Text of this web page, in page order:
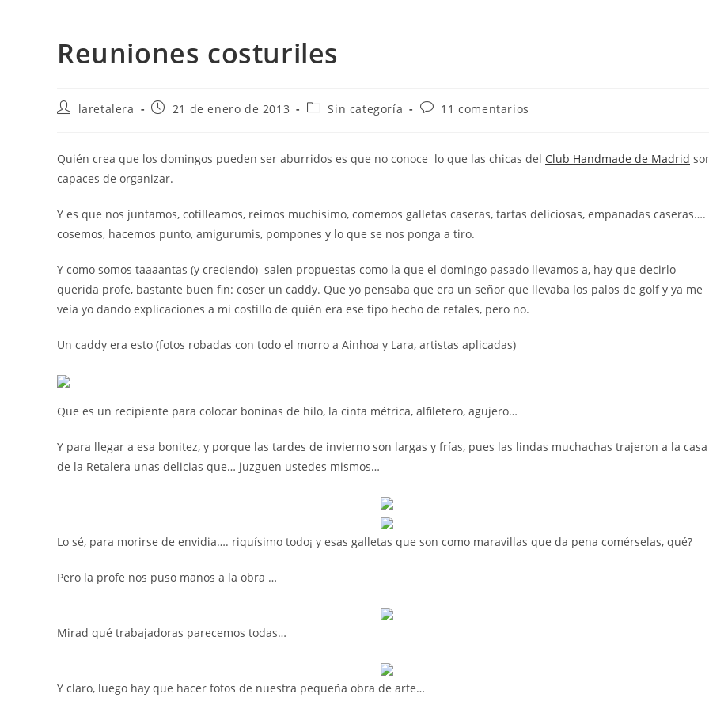
Reuniones costuriles
Autor
entrada:
laretalera
Publicación
entrada:
21 de enero de 2013
Categoría
entrada:
Sin categoría
Comentarios
entrada:
11 comentarios
Quién crea que los domingos pueden ser aburridos es que no conoce lo que las chicas del Club Handmade de Madrid
capaces de organizar.
Y es que nos juntamos, cotilleamos, reimos muchísimo, comemos galletas caseras, tartas deliciosas, empanadas caseras….
cosemos, hacemos punto, amigurumis, pompones y lo que se nos ponga a tiro.
Y como somos taaaantas (y creciendo) salen propuestas como la que el domingo pasado llevamos a, hay que decirlo
querida profe, bastante buen fin: coser un caddy. Que yo pensaba que era un señor que llevaba los palos de golf y ya me
veía yo dando explicaciones a mi costillo de quién era ese tipo hecho de retales, pero no.
Un caddy era esto (fotos robadas con todo el morro a Ainhoa y Lara, artistas aplicadas)
Que es un recipiente para colocar boninas de hilo, la cinta métrica, alfiletero, agujero…
Y para llegar a esa bonitez, y porque las tardes de invierno son largas y frías, pues las lindas muchachas trajeron a la casa
de la Retalera unas delicias que… juzguen ustedes mismos…
Lo sé, para morirse de envidia…. riquísimo todo¡ y esas galletas que son como maravillas que da pena comérselas, qué?
Pero la profe nos puso manos a la obra …
Mirad qué trabajadoras parecemos todas…
Y claro, luego hay que hacer fotos de nuestra pequeña obra de arte…